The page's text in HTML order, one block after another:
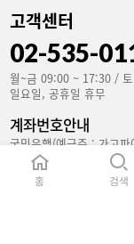
고객센터
02-535-
월~금 09:00 ~ 17:30 /
일요일, 공휴일 휴무
계좌번호안내
국민은행(예금주 : 가고파
853801-04-106907
홈 검색